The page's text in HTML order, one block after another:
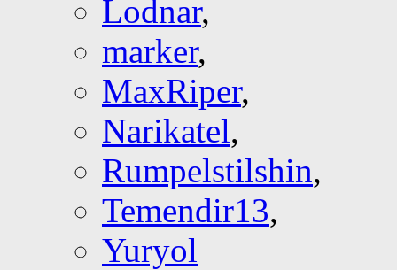
Lodnar,
marker,
MaxRiper,
Narikatel,
Rumpelstilshin,
Temendir13,
Yuryol